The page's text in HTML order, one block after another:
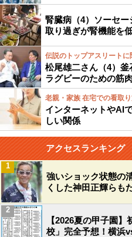
腎臓病（4）ソーセ
取り過ぎが腎機能を
伝説のトップアスリートに
松尾雄二さん（4）
ラグビーのための筋
老親・家族 在宅での看取
インターネットやAI
しい関係
アクセスランキング
強いショック状態の
くした神田正輝らも
1
【2026夏の甲子園
校」完全予想！横浜
2